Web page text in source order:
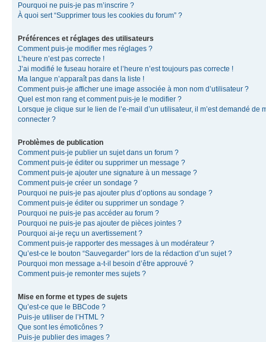
Pourquoi ne puis-je pas m’inscrire ?
À quoi sert “Supprimer tous les cookies du forum” ?
Préférences et réglages des utilisateurs
Comment puis-je modifier mes réglages ?
L’heure n’est pas correcte !
J’ai modifié le fuseau horaire et l’heure n’est toujours pas correcte !
Ma langue n’apparaît pas dans la liste !
Comment puis-je afficher une image associée à mon nom d’utilisateur ?
Quel est mon rang et comment puis-je le modifier ?
Lorsque je clique sur le lien de l’e-mail d’un utilisateur, il m’est demandé de
connecter ?
Problèmes de publication
Comment puis-je publier un sujet dans un forum ?
Comment puis-je éditer ou supprimer un message ?
Comment puis-je ajouter une signature à un message ?
Comment puis-je créer un sondage ?
Pourquoi ne puis-je pas ajouter plus d’options au sondage ?
Comment puis-je éditer ou supprimer un sondage ?
Pourquoi ne puis-je pas accéder au forum ?
Pourquoi ne puis-je pas ajouter de pièces jointes ?
Pourquoi ai-je reçu un avertissement ?
Comment puis-je rapporter des messages à un modérateur ?
Qu’est-ce le bouton “Sauvegarder” lors de la rédaction d’un sujet ?
Pourquoi mon message a-t-il besoin d’être approuvé ?
Comment puis-je remonter mes sujets ?
Mise en forme et types de sujets
Qu’est-ce que le BBCode ?
Puis-je utiliser de l’HTML ?
Que sont les émoticônes ?
Puis-je publier des images ?